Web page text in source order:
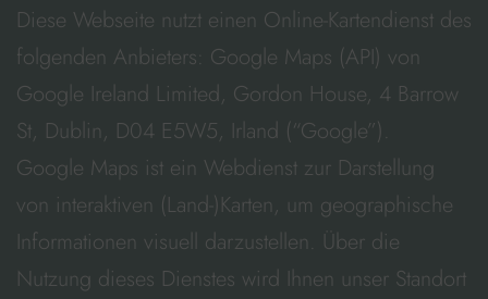
Diese Webseite nutzt einen Online-Kartendienst des
folgenden Anbieters: Google Maps (API) von
Google Ireland Limited, Gordon House, 4 Barrow
St, Dublin, D04 E5W5, Irland (“Google”).
Google Maps ist ein Webdienst zur Darstellung
von interaktiven (Land-)Karten, um geographische
Informationen visuell darzustellen. Über die
Nutzung dieses Dienstes wird Ihnen unser Standort